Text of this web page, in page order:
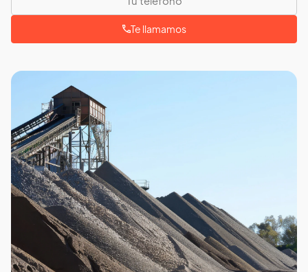
Te llamamos